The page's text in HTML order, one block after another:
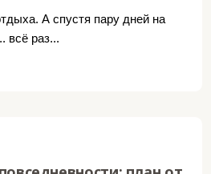
А спустя пару дней на
всё раз...